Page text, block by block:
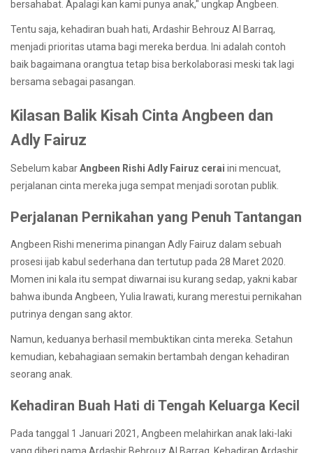
bersahabat. Apalagi kan kami punya anak," ungkap Angbeen.
Tentu saja, kehadiran buah hati, Ardashir Behrouz Al Barraq,
menjadi prioritas utama bagi mereka berdua. Ini adalah contoh
baik bagaimana orangtua tetap bisa berkolaborasi meski tak lagi
bersama sebagai pasangan.
Kilasan Balik Kisah Cinta Angbeen dan
Adly Fairuz
Sebelum kabarAngbeen Rishi Adly Fairuz cerai ini mencuat,
perjalanan cinta mereka juga sempat menjadi sorotan publik.
Perjalanan Pernikahan yang Penuh Tantangan
Angbeen Rishi menerima pinangan Adly Fairuz dalam sebuah
prosesi ijab kabul sederhana dan tertutup pada 28 Maret 2020.
Momen ini kala itu sempat diwarnai isu kurang sedap, yakni kabar
bahwa ibunda Angbeen, Yulia Irawati, kurang merestui pernikahan
putrinya dengan sang aktor.
Namun, keduanya berhasil membuktikan cinta mereka. Setahun
kemudian, kebahagiaan semakin bertambah dengan kehadiran
seorang anak.
Kehadiran Buah Hati di Tengah Keluarga Kecil
Pada tanggal 1 Januari 2021, Angbeen melahirkan anak laki-laki
yang diberi nama Ardashir Behrouz Al Barraq. Kehadiran Ardashir